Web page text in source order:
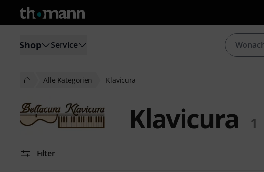
Shop Service
Alle Kategorien Klavicura
Klavicura 1
Filter